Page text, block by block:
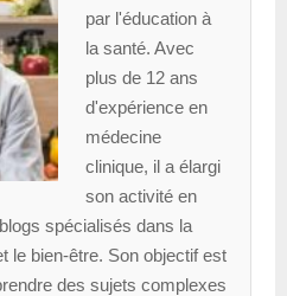
par l'éducation à
la santé. Avec
plus de 12 ans
d'expérience en
médecine
clinique, il a élargi
son activité en
spécialisés dans la
le bien-être. Son objectif est
des sujets complexes